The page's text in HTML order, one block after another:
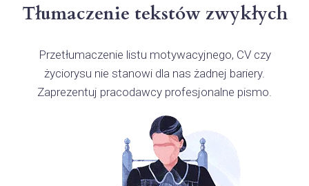
Tłumaczenie tekstów zwykłych
Przetłumaczenie listu motywacyjnego, CV czy
życiorysu nie stanowi dla nas żadnej bariery.
Zaprezentuj pracodawcy profesjonalne pismo.